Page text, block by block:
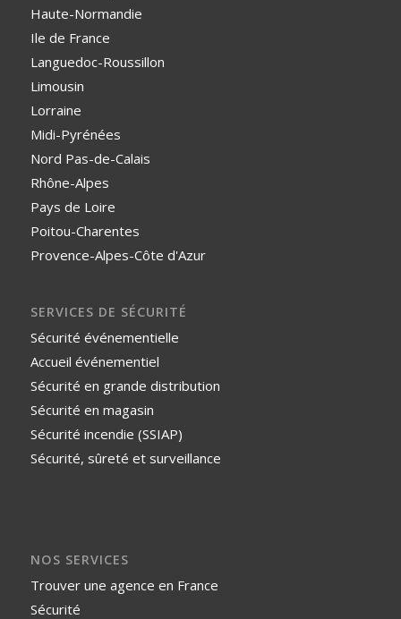
Haute-Normandie
Ile de France
Languedoc-Roussillon
Limousin
Lorraine
Midi-Pyrénées
Nord Pas-de-Calais
Rhône-Alpes
Pays de Loire
Poitou-Charentes
Provence-Alpes-Côte d'Azur
SERVICES DE SÉCURITÉ
Sécurité événementielle
Accueil événementiel
Sécurité en grande distribution
Sécurité en magasin
Sécurité incendie (SSIAP)
Sécurité, sûreté et surveillance
NOS SERVICES
Trouver une agence en France
Sécurité